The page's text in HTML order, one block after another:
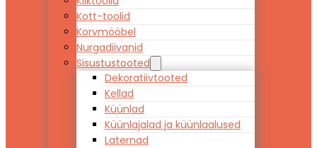
Kott-toolid
Korvmööbel
Nurgadiivanid
Sisustustooted
Dekoratiivtooted
Kellad
Küünlad
Küünlajalad ja küünlaalused
Laternad